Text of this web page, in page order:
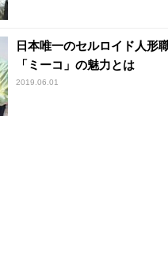
日本唯一のセルロイド人形
「ミーコ」の魅力とは
2019.06.01